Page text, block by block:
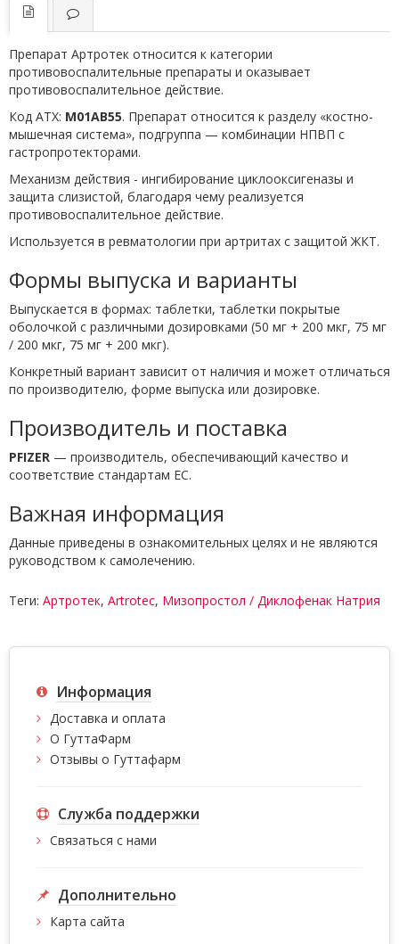
Препарат Артротек относится к категории
противовоспалительные препараты и оказывает
противовоспалительное действие.
Код АТХ: M01AB55. Препарат относится к разделу «костно-
мышечная система», подгруппа — комбинации НПВП с
гастропротекторами.
Механизм действия - ингибирование циклооксигеназы и
защита слизистой, благодаря чему реализуется
противовоспалительное действие.
Используется в ревматологии при артритах с защитой ЖКТ.
Формы выпуска и варианты
Выпускается в формах: таблетки, таблетки покрытые
оболочкой с различными дозировками (50 мг + 200 мкг, 75 мг
/ 200 мкг, 75 мг + 200 мкг).
Конкретный вариант зависит от наличия и может отличаться
по производителю, форме выпуска или дозировке.
Производитель и поставка
PFIZER — производитель, обеспечивающий качество и
соответствие стандартам ЕС.
Важная информация
Данные приведены в ознакомительных целях и не являются
руководством к самолечению.
Теги: Артротек, Artrotec, Мизопростол / Диклофенак Натрия
Информация
Доставка и оплата
О ГуттаФарм
Отзывы о Гуттафарм
Служба поддержки
Связаться с нами
Дополнительно
Карта сайта